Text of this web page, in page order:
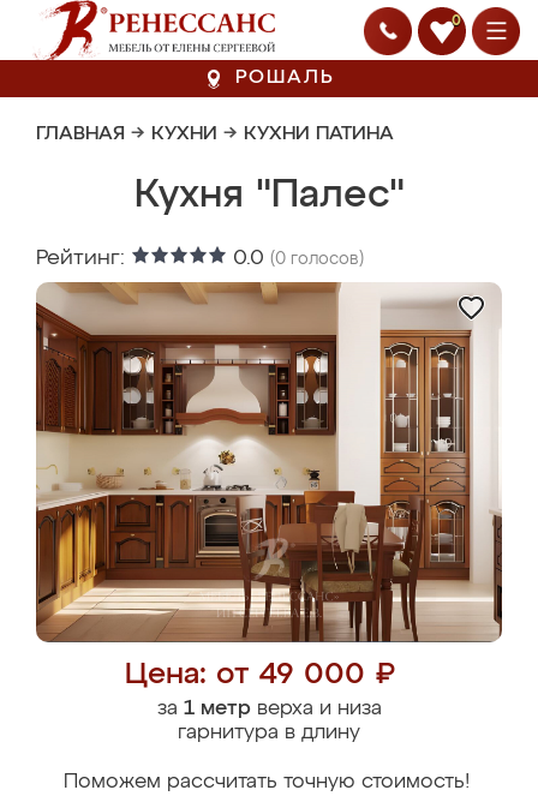
0
РОШАЛЬ
ГЛАВНАЯ → КУХНИ → КУХНИ ПАТИНА
Кухня "Палес"
Рейтинг: 0.0 (0 голосов)
Цена: от 49 000 ₽
за 1 метрверха и низа
гарнитура в длину
Поможем рассчитать точную стоимость!